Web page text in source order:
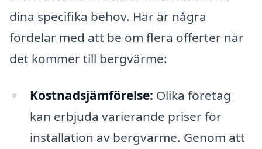
dina specifika behov. Här är några
fördelar med att be om flera offerter när
det kommer till bergvärme:
Kostnadsjämförelse: Olika företag
kan erbjuda varierande priser för
installation av bergvärme. Genom att